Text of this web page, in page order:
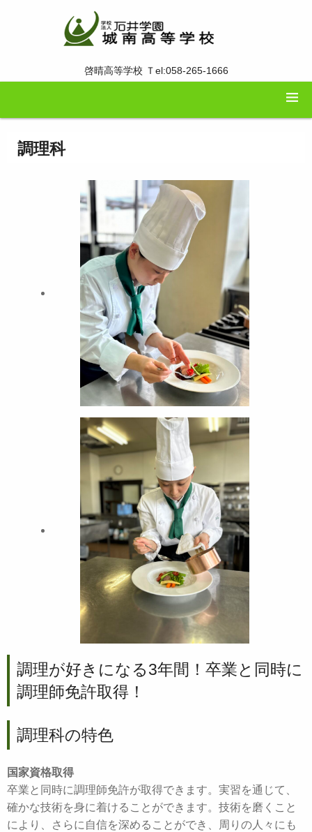
啓晴高等学校 Ｔel:058-265-1666
調理科
調理が好きになる3年間！卒業と同時に
調理師免許取得！
調理科の特色
国家資格取得
卒業と同時に調理師免許が取得できます。実習を通じて、
確かな技術を身に着けることができます。技術を磨くこと
により、さらに自信を深めることができ、周りの人々にも